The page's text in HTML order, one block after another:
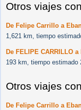
Otros viajes
De Felipe Carrillo a
1,621 km, tiempo
De FELIPE CARRILLO
193 km, tiempo estimado
Otros viajes
De Felipe Carrillo a